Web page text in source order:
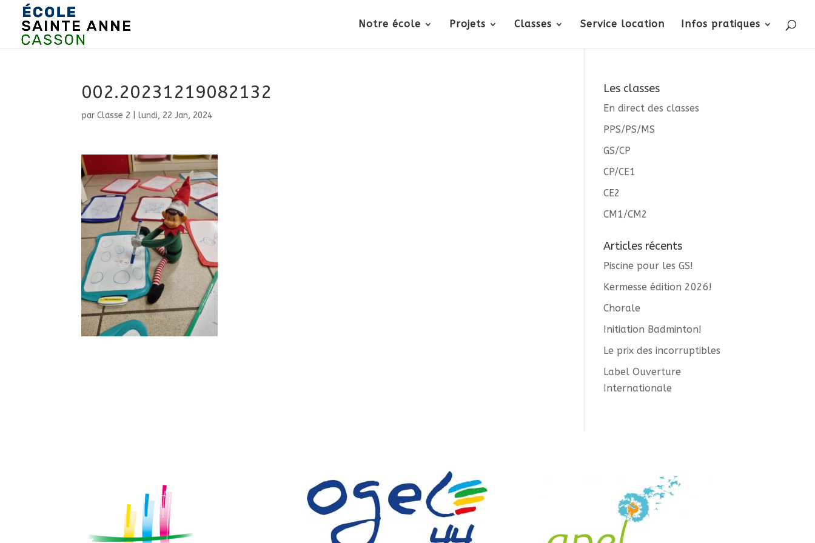
Notre école Projets Classes Service location Infos pratiques
002.20231219082132
parClasse 2 |lundi, 22 Jan, 2024
Les classes
En direct des classes
PPS/PS/MS
GS/CP
CP/CE1
CE2
CM1/CM2
Articles récents
Piscine pour les GS!
Kermesse édition 2026!
Chorale
Initiation Badminton!
Le prix des incorruptibles
Label Ouverture
Internationale